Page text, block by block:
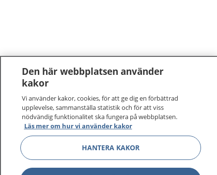
1177 –tryggt om din hälsa och vård
På 1177.se får du råd om hälsa och information om
sjukdomar och vilka mottagningar du kan kontakta.
Logga in för att läsa din journal och göra dina
vårdärenden. Ring telefonnummer 1177 för
sjukvårdsrådgivning dygnet runt.
1177 ger dig råd när du vill må bättre.
Den här webbplatsen använder
kakor
Vi använder kakor, cookies, för att ge dig en förbättrad
upplevelse, sammanställa statistik och för att viss
nödvändig funktionalitet ska fungera på webbplatsen.
Läs mer om hur vi använder kakor
HANTERA KAKOR